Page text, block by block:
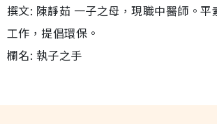
撰文: 陳靜茹 一子之母，現職中醫師。平
工作，提倡環保。
欄名: 執子之手